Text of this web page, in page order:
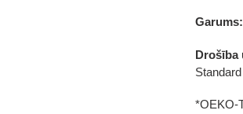
Garums:
Drošība
*OEKO-